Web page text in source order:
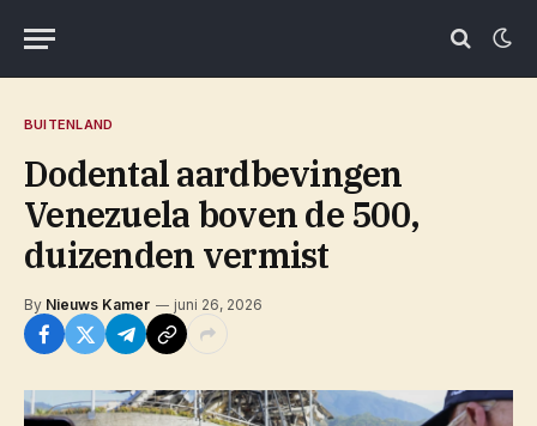
BUITENLAND
Dodental aardbevingen
Venezuela boven de 500,
duizenden vermist
By Nieuws Kamer juni 26, 2026